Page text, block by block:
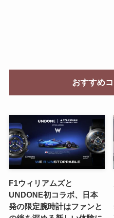
おすすめ
F1ウィリアムズと
UNDONE初コラボ、日本
発の限定腕時計はファンと